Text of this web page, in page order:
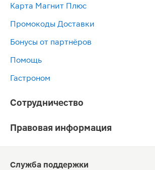
Карта Магнит Плюс
Промокоды Доставки
Бонусы от партнёров
Помощь
Гастроном
Сотрудничество
Правовая информация
Служба поддержки